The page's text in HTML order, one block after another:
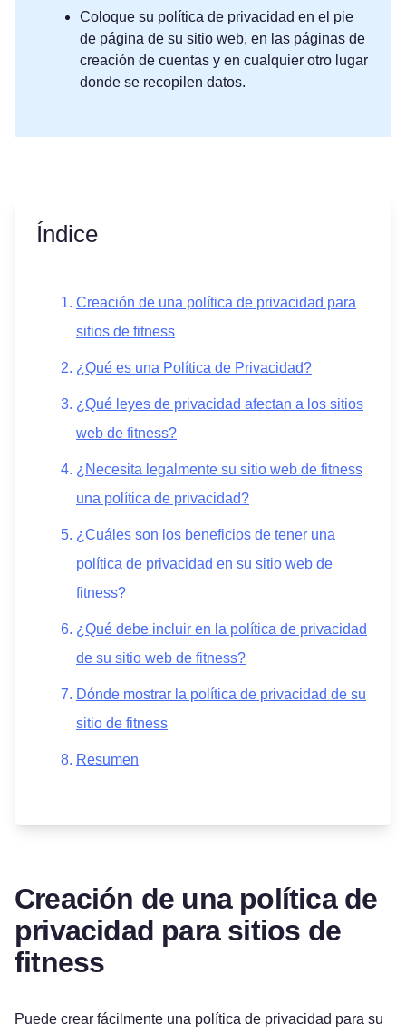
Coloque su política de privacidad en el pie
de página de su sitio web, en las páginas de
creación de cuentas y en cualquier otro lugar
donde se recopilen datos.
Índice
Creación de una política de privacidad para
sitios de fitness
¿Qué es una Política de Privacidad?
¿Qué leyes de privacidad afectan a los sitios
web de fitness?
¿Necesita legalmente su sitio web de fitness
una política de privacidad?
¿Cuáles son los beneficios de tener una
política de privacidad en su sitio web de
fitness?
¿Qué debe incluir en la política de privacidad
de su sitio web de fitness?
Dónde mostrar la política de privacidad de su
sitio de fitness
Resumen
Creación de una política de
privacidad para sitios de
fitness
Puede crear fácilmente una política de privacidad para su